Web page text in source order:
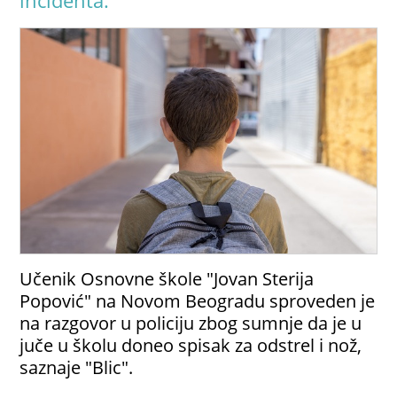
Učenik Osnovne škole "Jovan Sterija
Popović" na Novom Beogradu sproveden je
na razgovor u policiju zbog sumnje da je u
juče u školu doneo spisak za odstrel i nož,
saznaje "Blic".